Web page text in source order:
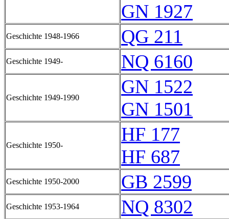
GN 1927
Geschichte 1948-1966 QG 211
Geschichte 1949- NQ 6160
Geschichte 1949-1990
GN 1522
GN 1501
Geschichte 1950-
HF 177
HF 687
Geschichte 1950-2000 GB 2599
Geschichte 1953-1964 NQ 8302